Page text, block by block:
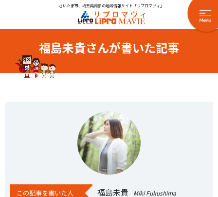
さいたま市、埼玉県南部の地域情報サイト「リプロマヴィ」
福島未貴さんが書いた記事
この記事を書いた人 福島未貴 Miki Fukushima